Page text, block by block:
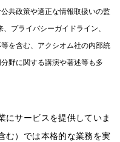
共政策や適正な情報取扱いの監
プライバシーガイドライン、
を含む、アクシオム社の内部統
野に関する講演や著述等も多
にサービスを提供していま
む）では本格的な業務を実